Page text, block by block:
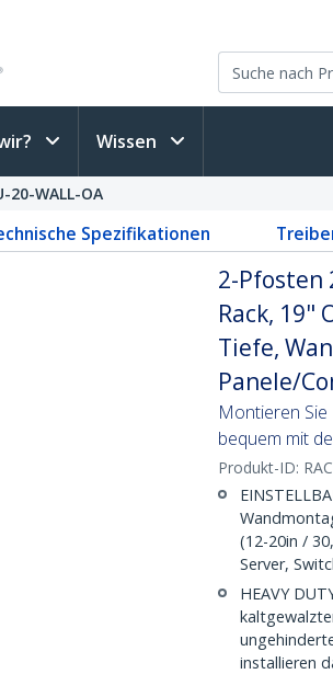
Wissen
20-WALL-OA
Spezifikationen
2-Pfosten
Rack, 19"
Tiefe,
Panele/
Montieren
bequem mit
Produkt-ID:
(12-20in /
Server,
HEAVY
installieren